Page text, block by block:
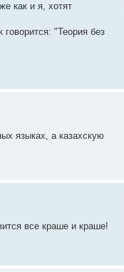
как и я, хотят
"Теория без
языках, а казахскую
все краше и краше!